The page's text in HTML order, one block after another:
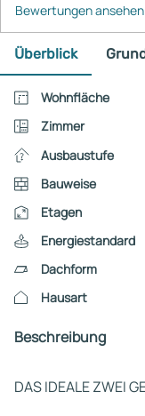
Bewertungen ansehen
Überblick
Wohnfläche
Zimmer
Ausbaustufe
Bauweise
Etagen
Energiestandard
Dachform
Hausart
Beschreibung
DAS IDEALE ZWEI